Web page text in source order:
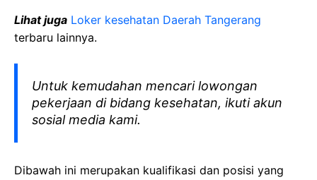
Lihat juga Loker kesehatan Daerah Tangerang
terbaru lainnya.
Untuk kemudahan mencari lowongan
pekerjaan di bidang kesehatan, ikuti akun
sosial media kami.
Dibawah ini merupakan kualifikasi dan posisi yang